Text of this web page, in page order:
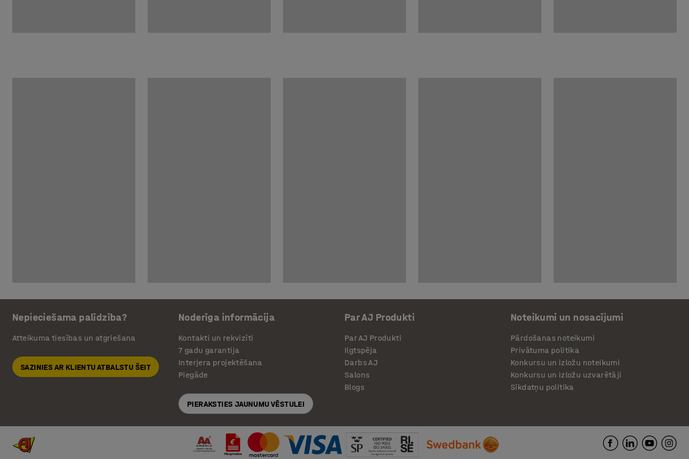
Nepieciešama palīdzība?
Atteikuma tiesības un atgriešana
SAZINIES AR KLIENTU ATBALSTU ŠEIT
Noderīga informācija
Kontakti un rekvizīti
7 gadu garantija
Interjera projektēšana
Piegāde
PIERAKSTIES JAUNUMU VĒSTULEI
Par AJ Produkti
Par AJ Produkti
Ilgtspēja
Darbs AJ
Salons
Blogs
Noteikumi un nosacījumi
Pārdošanas noteikumi
Privātuma politika
Konkursu un izložu noteikumi
Konkursu un izložu uzvarētāji
Sīkdatņu politika